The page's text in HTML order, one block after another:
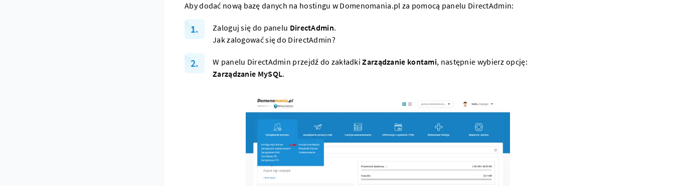
Aby dodać nową bazę danych na hostingu w Domenomania.pl za pomocą panelu DirectAdmin:
Zaloguj się do panelu DirectAdmin.
Jak zalogować się do DirectAdmin?
W panelu DirectAdmin przejdź do zakładkiZarządzanie kontami, następnie wybierz opcję:
Zarządzanie MySQL.